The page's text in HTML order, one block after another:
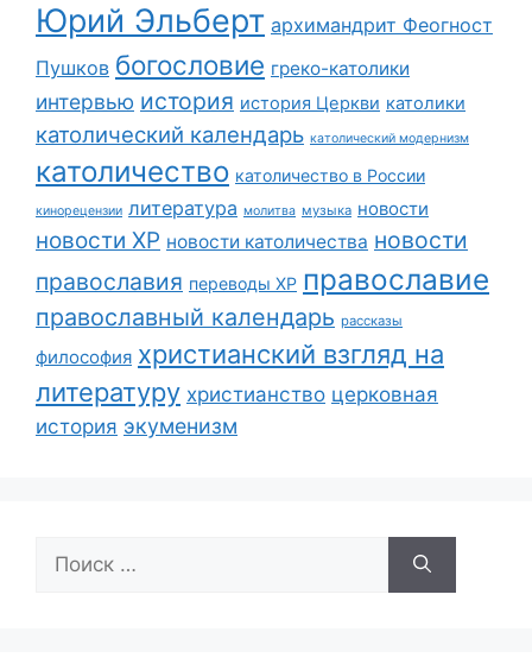
Юрий Эльберт архимандрит Феогност
Пушков богословие греко-католики
интервью история история Церкви католики
католический календарь католический модернизм
католичество католичество в России
кинорецензии литература молитва музыка новости
новости ХР новости католичества новости
православия переводы ХР православие
православный календарь рассказы
философия христианский взгляд на
литературу христианство церковная
история экуменизм
Поиск: